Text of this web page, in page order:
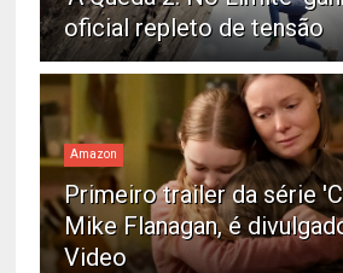
oficial repleto de tensão
Amazon
Primeiro trailer da série
Mike Flanagan, é
Video